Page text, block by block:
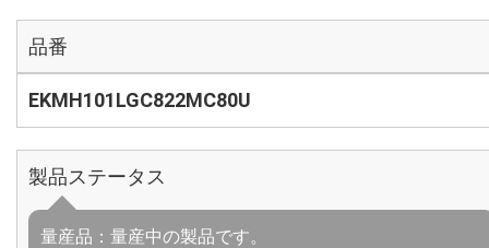
品番
EKMH101LGC822MC80U
製品ステータス
量産品：量産中の製品です。